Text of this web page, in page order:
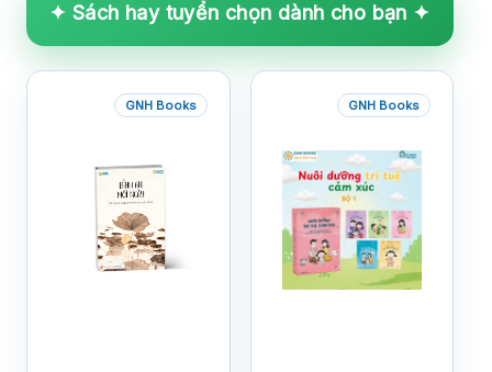
✦ Sách hay tuyển chọn dành cho bạn ✦
GNH Books GNH Books